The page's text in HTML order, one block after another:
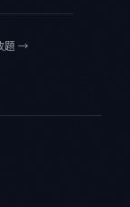
題→